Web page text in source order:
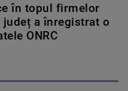
în topul firmelor
județ a înregistrat o
ONRC